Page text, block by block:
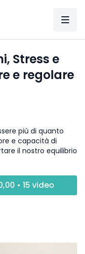
Stress e
e regolare
più di quanto
e capacità di
il nostro equilibrio
vita?
lo yoga e la
• 15 video